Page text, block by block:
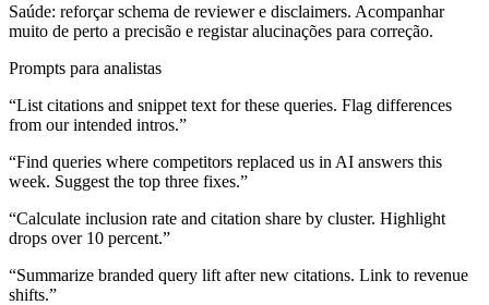
Saúde: reforçar schema de reviewer e disclaimers. Acompanhar
muito de perto a precisão e registar alucinações para correção.
Prompts para analistas
“List citations and snippet text for these queries. Flag differences
from our intended intros.”
“Find queries where competitors replaced us in AI answers this
week. Suggest the top three fixes.”
“Calculate inclusion rate and citation share by cluster. Highlight
drops over 10 percent.”
“Summarize branded query lift after new citations. Link to revenue
shifts.”